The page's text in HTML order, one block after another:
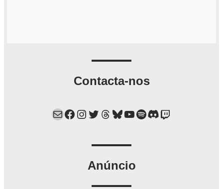
Contacta-nos
Mail Facebook Instagram Twitter Threads Bluesky YouTube Spotify Discord Twitch
Anúncio